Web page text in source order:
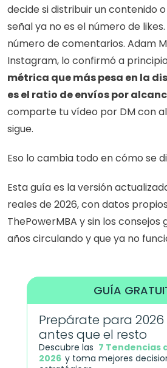
decide si distribuir un contenido
señal ya no es el número de
número de comentarios. Adam
Instagram, lo confirmó a
métrica que más pesa en la
es el ratio de envíos por
comparte tu vídeo por DM con
sigue.
Eso lo cambia todo en cómo se
Esta guía es la versión
reales de 2026, con datos
ThePowerMBA y sin los
años circulando y que ya no
GUÍA
Prepárate para 2026
antes que el resto
Descubre las 7 Tendencias
2026 y toma mejores